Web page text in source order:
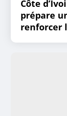
Côte
prépare
renforcer